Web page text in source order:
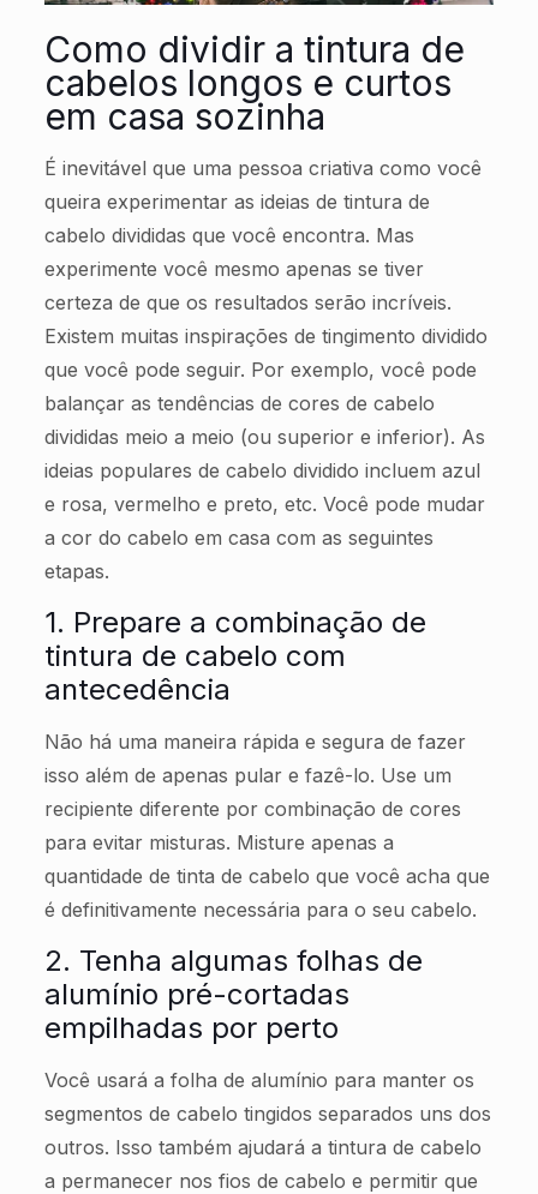
Como dividir a tintura de
cabelos longos e curtos
em casa sozinha
É inevitável que uma pessoa criativa como você
queira experimentar as ideias de tintura de
cabelo divididas que você encontra. Mas
experimente você mesmo apenas se tiver
certeza de que os resultados serão incríveis.
Existem muitas inspirações de tingimento dividido
que você pode seguir. Por exemplo, você pode
balançar as tendências de cores de cabelo
divididas meio a meio (ou superior e inferior). As
ideias populares de cabelo dividido incluem azul
e rosa, vermelho e preto, etc. Você pode mudar
a cor do cabelo em casa com as seguintes
etapas.
1. Prepare a combinação de
tintura de cabelo com
antecedência
Não há uma maneira rápida e segura de fazer
isso além de apenas pular e fazê-lo. Use um
recipiente diferente por combinação de cores
para evitar misturas. Misture apenas a
quantidade de tinta de cabelo que você acha que
é definitivamente necessária para o seu cabelo.
2. Tenha algumas folhas de
alumínio pré-cortadas
empilhadas por perto
Você usará a folha de alumínio para manter os
segmentos de cabelo tingidos separados uns dos
outros. Isso também ajudará a tintura de cabelo
a permanecer nos fios de cabelo e permitir que